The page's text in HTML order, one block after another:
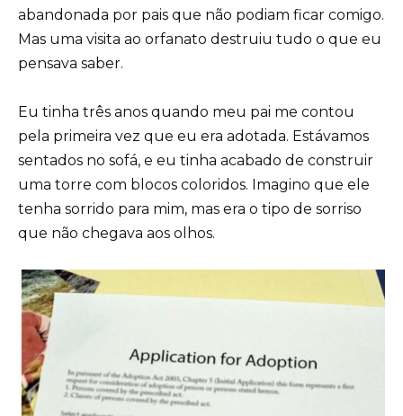
abandonada por pais que não podiam ficar comigo.
Mas uma visita ao orfanato destruiu tudo o que eu
pensava saber.
Eu tinha três anos quando meu pai me contou
pela primeira vez que eu era adotada. Estávamos
sentados no sofá, e eu tinha acabado de construir
uma torre com blocos coloridos. Imagino que ele
tenha sorrido para mim, mas era o tipo de sorriso
que não chegava aos olhos.